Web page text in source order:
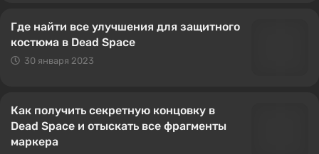
Где найти все улучшения для защитного
костюма в Dead Space
30 января 2023
Как получить секретную концовку в
Dead Space и отыскать все фрагменты
маркера